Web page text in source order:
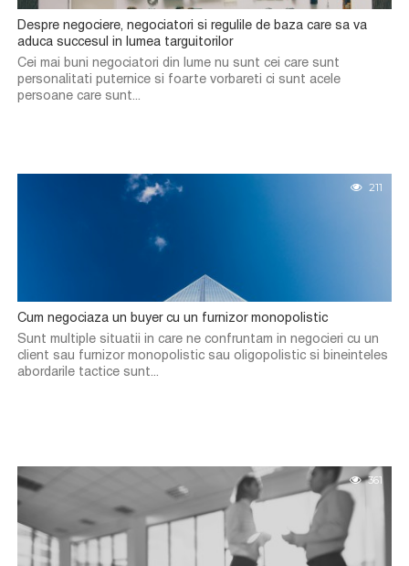
Despre negociere, negociatori si regulile de baza care sa va
aduca succesul in lumea targuitorilor
Cei mai buni negociatori din lume nu sunt cei care sunt
personalitati puternice si foarte vorbareti ci sunt acele
persoane care sunt...
211
Cum negociaza un buyer cu un furnizor monopolistic
Sunt multiple situatii in care ne confruntam in negocieri cu un
client sau furnizor monopolistic sau oligopolistic si bineinteles
abordarile tactice sunt...
361